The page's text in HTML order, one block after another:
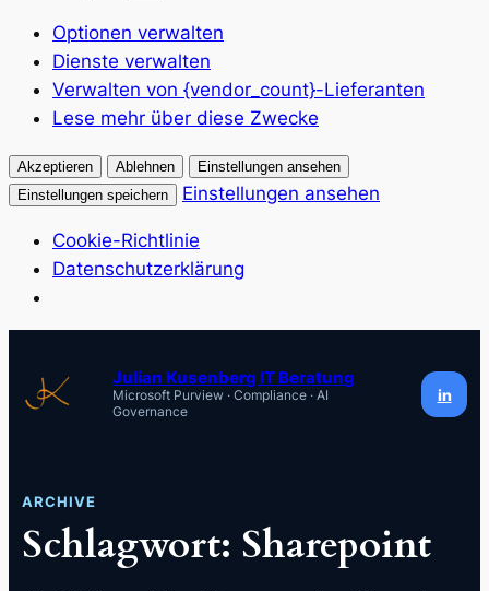
Optionen verwalten
Dienste verwalten
Verwalten von {vendor_count}-Lieferanten
Lese mehr über diese Zwecke
Akzeptieren Ablehnen
Einstellungen ansehen
Einstellungen speichern
Einstellungen ansehen
Cookie-Richtlinie
Datenschutzerklärung
springen
Julian Kusenberg IT Beratung
Microsoft Purview · Compliance · AI
Governance
in
ARCHIVE
Schlagwort: Sharepoint